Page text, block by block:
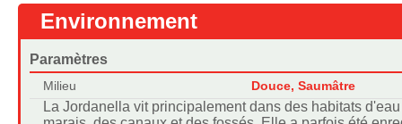
Environnement
Paramètres
Milieu Douce, Saumâtre
La Jordanella vit principalement dans des habitats